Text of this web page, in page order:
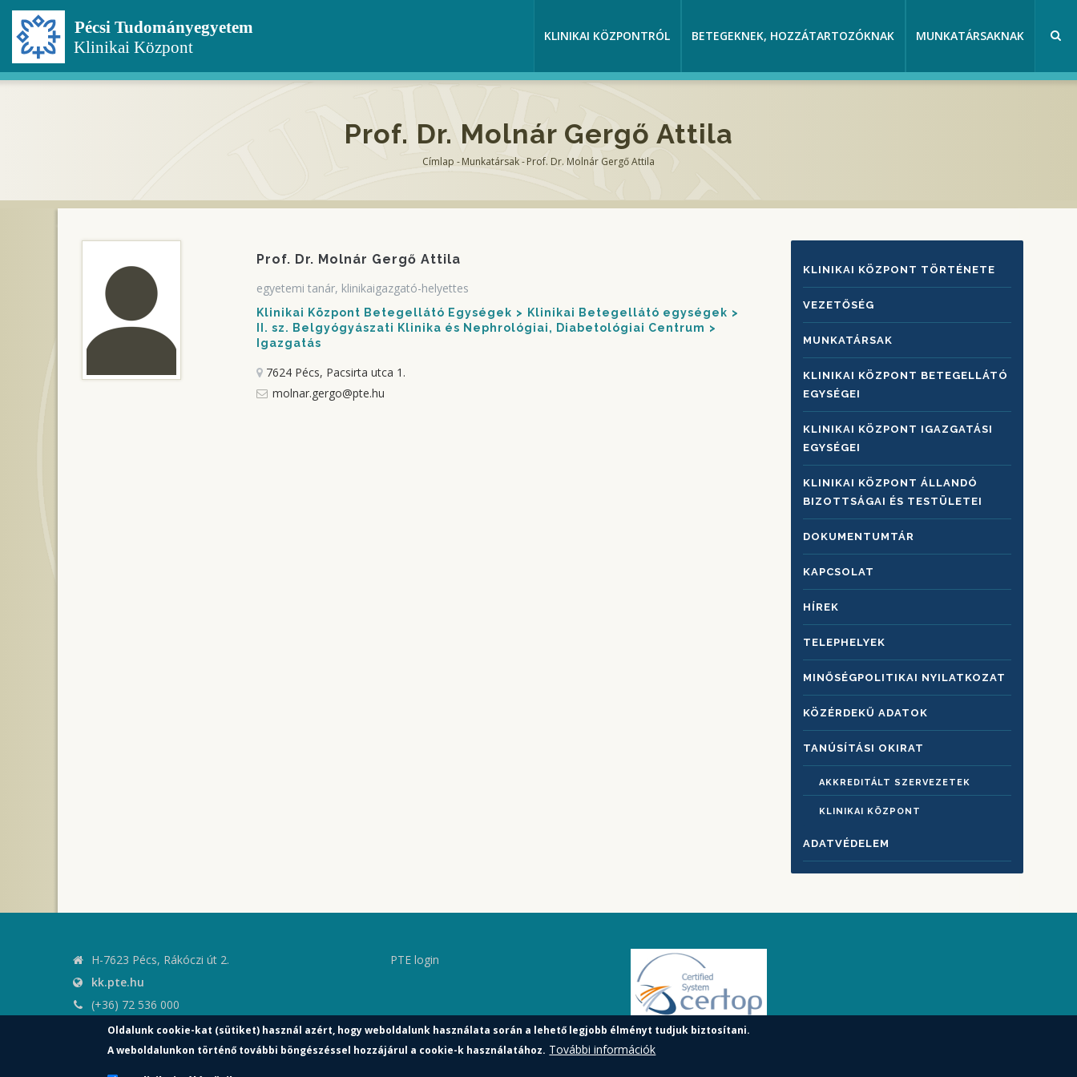
Ugrás
tartalomra
KLINIKAI KÖZPONTRÓL BETEGEKNEK, HOZZÁTARTOZÓKNAK MUNKATÁRSAKNAK
Prof. Dr. Molnár Gergő Attila
Címlap -Munkatársak-Prof. Dr. Molnár Gergő Attila
Prof. Dr. Molnár Gergő Attila
egyetemi tanár, klinikaigazgató-helyettes
Klinikai Központ Betegellátó Egységek
Klinikai Betegellátó egységek
II. sz. Belgyógyászati Klinika és Nephrológiai, Diabetológiai Centrum
Igazgatás
7624 Pécs, Pacsirta utca 1.
molnar.gergo@pte.hu
KLINIKAI
KÖZPONTRÓL
KLINIKAI KÖZPONT TÖRTÉNETE
VEZETŐSÉG
MUNKATÁRSAK
KLINIKAI KÖZPONT BETEGELLÁTÓ
EGYSÉGEI
KLINIKAI KÖZPONT IGAZGATÁSI
EGYSÉGEI
KLINIKAI KÖZPONT ÁLLANDÓ
BIZOTTSÁGAI ÉS TESTÜLETEI
DOKUMENTUMTÁR
KAPCSOLAT
HÍREK
TELEPHELYEK
MINŐSÉGPOLITIKAI NYILATKOZAT
KÖZÉRDEKŰ ADATOK
TANÚSÍTÁSI OKIRAT
AKKREDITÁLT SZERVEZETEK
KLINIKAI KÖZPONT
ADATVÉDELEM
H-7623 Pécs, Rákóczi út 2.
kk.pte.hu
(+36) 72 536 000
kk.elnoki.hivatal@pte.hu
pte.hu
PTE login
Oldalunk cookie-kat (sütiket) használ azért, hogy weboldalunk használata során a lehető legjobb élményt tudjuk biztosítani.
A weboldalunkon történő további böngészéssel hozzájárul a cookie-k használatához. További információk